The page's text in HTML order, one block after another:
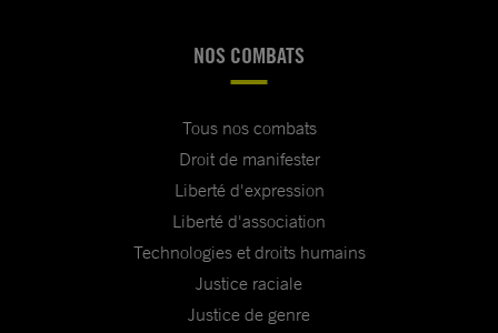
NOS COMBATS
Tous nos combats
Droit de manifester
Liberté d'expression
Liberté d'association
Technologies et droits humains
Justice raciale
Justice de genre